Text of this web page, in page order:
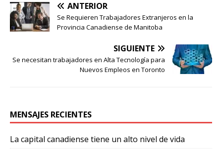
ANTERIOR
Se Requieren Trabajadores Extranjeros en la
Provincia Canadiense de Manitoba
SIGUIENTE
Se necesitan trabajadores en Alta Tecnología para
Nuevos Empleos en Toronto
MENSAJES RECIENTES
La capital canadiense tiene un alto nivel de vida